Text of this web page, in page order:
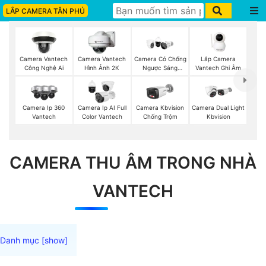
LẮP CAMERA TÂN PHÚ
Camera Vantech
Công Nghệ Ai
Camera Vantech
Hình Ảnh 2K
Camera Có Chống
Ngược Sáng
Lắp Camera
Vantech Ghi Âm
Camera Ip 360
Vantech
Camera Ip AI Full
Color Vantech
Camera Kbvision
Chống Trộm
Camera Dual Light
Kbvision
CAMERA THU ÂM TRONG NHÀ
VANTECH